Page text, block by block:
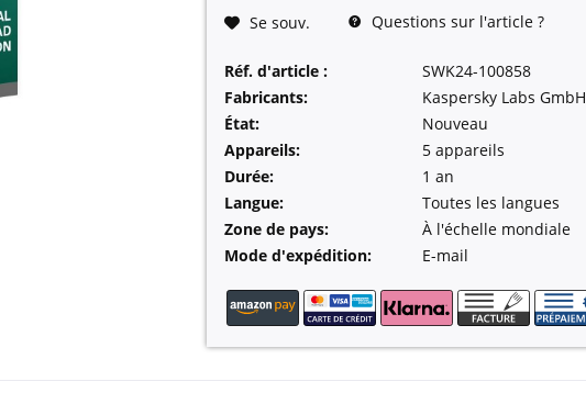
Se souv. Questions sur l'article ?
Réf. d'article :
SWK24-100858
Fabricants:
Kaspersky Labs GmbH
État:
Nouveau
Appareils:
5 appareils
Durée:
1 an
Langue:
Toutes les langues
Zone de pays:
À l'échelle mondiale
Mode d'expédition:
E-mail